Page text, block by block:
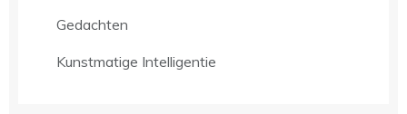
Gedachten
Kunstmatige Intelligentie